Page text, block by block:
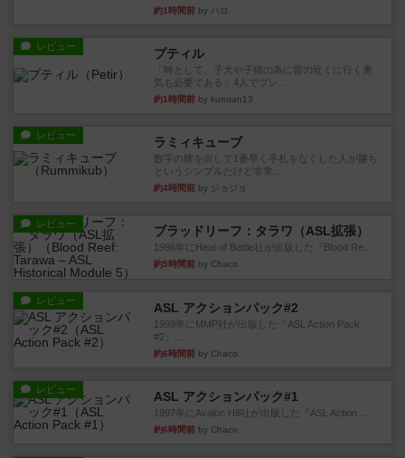
約1時間前 by ハロ
レビュー プティル
「時として、子犬や子猫の為に雷の近くに行く勇
気も必要である」4人でプレ...
約1時間前 by kurotan13
レビュー ラミィキューブ
数字の牌を出して1番早く手札をなくした人が勝ち
というシンプルだけど非常...
約4時間前 by ジョジョ
レビュー
ブラッドリーフ：タラワ（ASL拡張）
1996年にHeat of Battle社が出版した『Blood Re...
約5時間前 by Chaco
レビュー ASL アクションパック#2
1999年にMMP社が出版した『ASL Action Pack
#2』...
約6時間前 by Chaco
レビュー ASL アクションパック#1
1997年にAvalon Hill社が出版した『ASL Action ...
約6時間前 by Chaco